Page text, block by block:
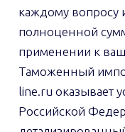
каждому вопросу
полноценной
применении к
Таможенный
line.ru оказывает
Российской